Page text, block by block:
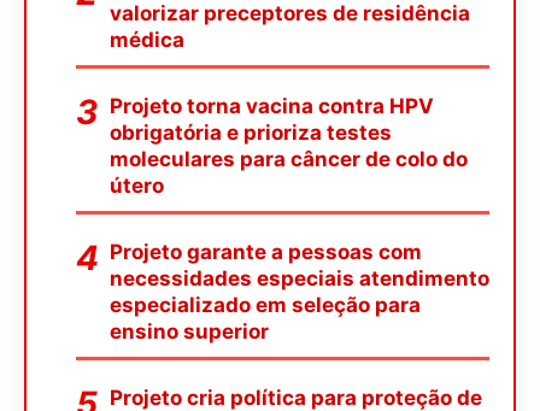
valorizar preceptores de residência
médica
Projeto torna vacina contra HPV
obrigatória e prioriza testes
moleculares para câncer de colo do
útero
Projeto garante a pessoas com
necessidades especiais atendimento
especializado em seleção para
ensino superior
Projeto cria política para proteção de